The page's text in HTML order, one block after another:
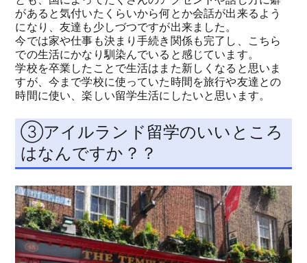
があると気付いたくらいから何とか会話が出来るよう
になり、友達も少しづつですが出来ました。
今では家や仕事も決まり手続き関係も完了し、こちら
での生活にかなり馴染んでいると感じています。
学校を卒業したことで生活はまた新しくなると思いま
すが、今まで学校に使っていた時間を旅行や友達との
時間に使い、楽しい留学生活にしたいと思います。
③アイルランド留学のいいところ
はなんですか？？